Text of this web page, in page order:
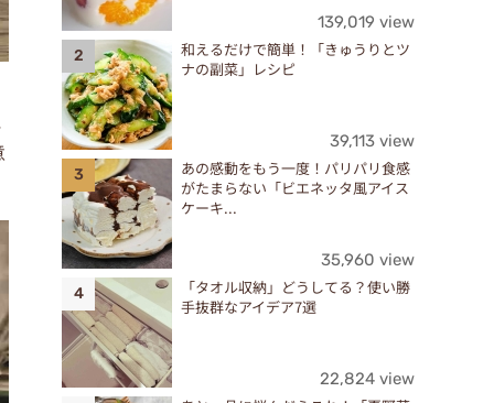
139,019 view
和えるだけで簡単！「きゅうりとツ
ナの副菜」レシピ
39,113 view
あの感動をもう一度！パリパリ食感
がたまらない「ビエネッタ風アイス
ケーキ...
35,960 view
「タオル収納」どうしてる？使い勝
手抜群なアイデア7選
22,824 view